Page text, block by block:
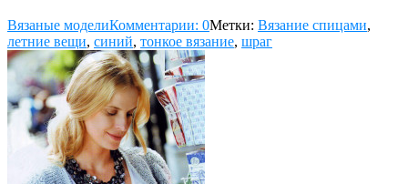
Вязаные моделиКомментарии: 0Метки: Вязание спицами,
летние вещи, синий, тонкое вязание, шраг